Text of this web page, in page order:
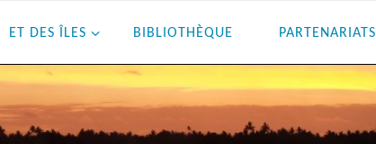
ET DES ÎLES BIBLIOTHÈQUE PARTENARIATS